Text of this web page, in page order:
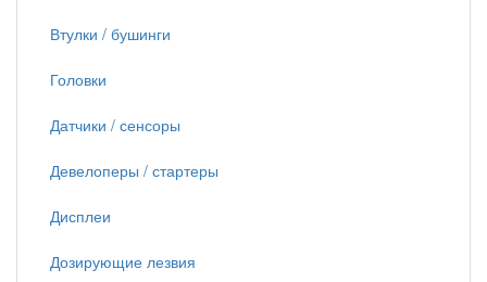
Втулки / бушинги
Головки
Датчики / сенсоры
Девелоперы / стартеры
Дисплеи
Дозирующие лезвия